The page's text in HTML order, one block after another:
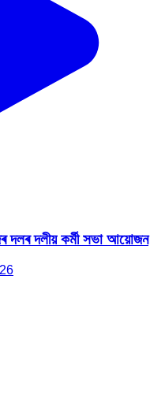
দলৰ দলীয় কৰ্মী সভা আয়োজন